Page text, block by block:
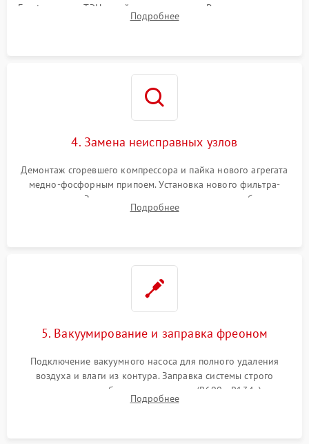
Frost, включая ТЭН оттайки и вентилятор. Ремонт или замена
платы управления при сбоях алгоритмов.
Подробнее
4. Замена неисправных узлов
Демонтаж сгоревшего компрессора и пайка нового агрегата
медно-фосфорным припоем. Установка нового фильтра-
осушителя. Замена изношенных вентиляторов обдува,
сломанных заслонок или поврежденных дверных петель.
Подробнее
5. Вакуумирование и заправка фреоном
Подключение вакуумного насоса для полного удаления
воздуха и влаги из контура. Заправка системы строго
дозированным объемом хладагента (R600a, R134a) по
электронным весам. Контроль рабочего давления в системе.
Подробнее